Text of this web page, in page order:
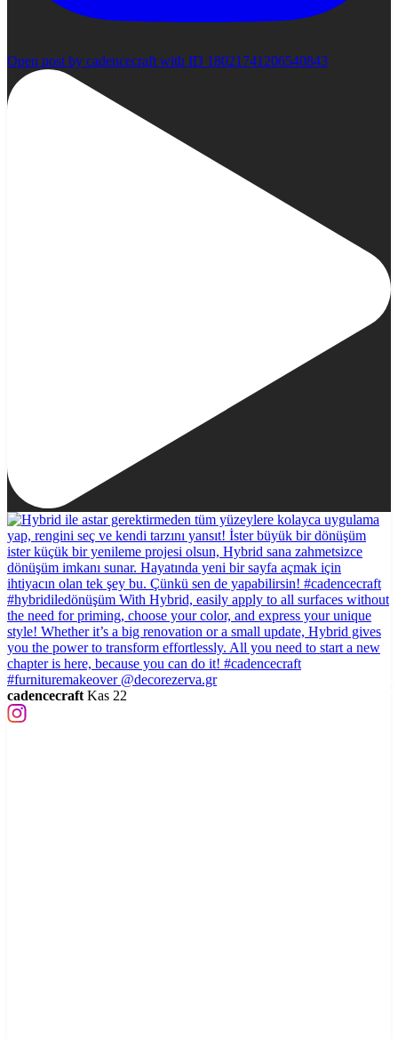
Open post by cadencecraft with ID 18021741206540843
cadencecraft Kas 22